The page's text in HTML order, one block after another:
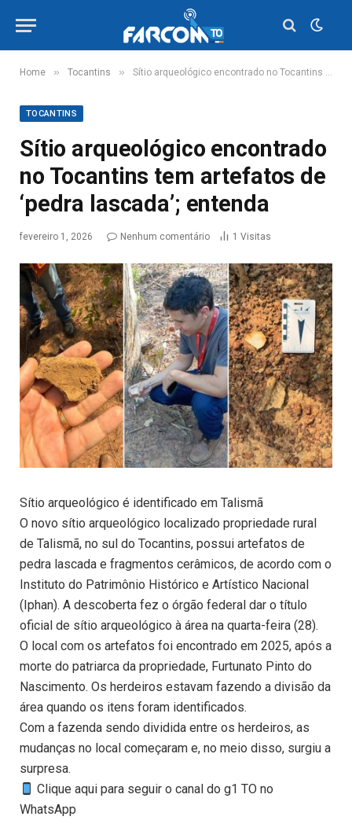
Home » Tocantins » Sítio arqueológico encontrado no Tocantins tem artefatos de ‘pedra lascada’; entenda
TOCANTINS
Sítio arqueológico encontrado
no Tocantins tem artefatos de
‘pedra lascada’; entenda
fevereiro 1, 2026 Nenhum comentário 1 Visitas
Sítio arqueológico é identificado em Talismã
O novo sítio arqueológico localizado propriedade rural
de Talismã, no sul do Tocantins, possui artefatos de
pedra lascada e fragmentos cerâmicos, de acordo com o
Instituto do Patrimônio Histórico e Artístico Nacional
(Iphan). A descoberta fez o órgão federal dar o título
oficial de sítio arqueológico à área na quarta-feira (28).
O local com os artefatos foi encontrado em 2025, após a
morte do patriarca da propriedade, Furtunato Pinto do
Nascimento. Os herdeiros estavam fazendo a divisão da
área quando os itens foram identificados.
Com a fazenda sendo dividida entre os herdeiros, as
mudanças no local começaram e, no meio disso, surgiu a
surpresa.
Clique aqui para seguir o canal do g1 TO no
WhatsApp